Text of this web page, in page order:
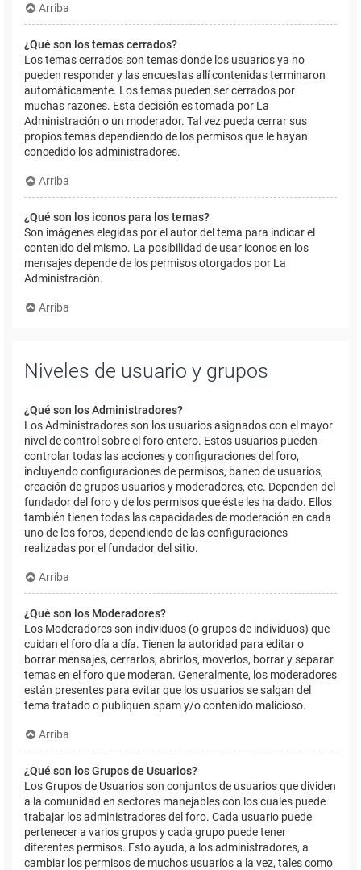
Arriba
¿Qué son los temas cerrados?
Los temas cerrados son temas donde los usuarios ya no
pueden responder y las encuestas allí contenidas terminaron
automáticamente. Los temas pueden ser cerrados por
muchas razones. Esta decisión es tomada por La
Administración o un moderador. Tal vez pueda cerrar sus
propios temas dependiendo de los permisos que le hayan
concedido los administradores.
Arriba
¿Qué son los iconos para los temas?
Son imágenes elegidas por el autor del tema para indicar el
contenido del mismo. La posibilidad de usar iconos en los
mensajes depende de los permisos otorgados por La
Administración.
Arriba
Niveles de usuario y grupos
¿Qué son los Administradores?
Los Administradores son los usuarios asignados con el mayor
nivel de control sobre el foro entero. Estos usuarios pueden
controlar todas las acciones y configuraciones del foro,
incluyendo configuraciones de permisos, baneo de usuarios,
creación de grupos usuarios y moderadores, etc. Dependen del
fundador del foro y de los permisos que éste les ha dado. Ellos
también tienen todas las capacidades de moderación en cada
uno de los foros, dependiendo de las configuraciones
realizadas por el fundador del sitio.
Arriba
¿Qué son los Moderadores?
Los Moderadores son individuos (o grupos de individuos) que
cuidan el foro día a día. Tienen la autoridad para editar o
borrar mensajes, cerrarlos, abrirlos, moverlos, borrar y separar
temas en el foro que moderan. Generalmente, los moderadores
están presentes para evitar que los usuarios se salgan del
tema tratado o publiquen spam y/o contenido malicioso.
Arriba
¿Qué son los Grupos de Usuarios?
Los Grupos de Usuarios son conjuntos de usuarios que dividen
a la comunidad en sectores manejables con los cuales puede
trabajar los administradores del foro. Cada usuario puede
pertenecer a varios grupos y cada grupo puede tener
diferentes permisos. Esto ayuda, a los administradores, a
cambiar los permisos de muchos usuarios a la vez, tales como